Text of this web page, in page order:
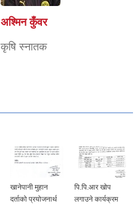
अश्मिन कुँवर
कृषि स्नातक
खानेपानी मुहान
दर्ताको प्रयोजनार्थ
पि.पि.आर खोप
लगाउने कार्यक्रम